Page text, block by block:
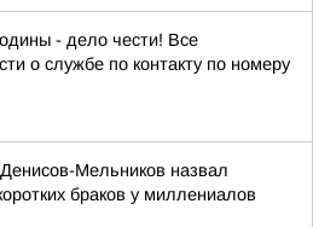
- дело чести! Все
о службе по контакту по номеру
Мельников назвал
браков у миллениалов